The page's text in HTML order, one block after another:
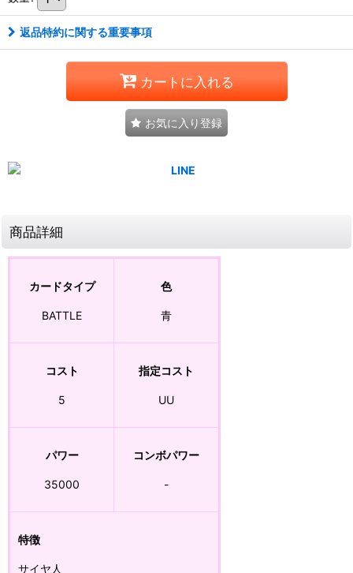
返品特約に関する重要事項
カートに入れる
お気に入り登録
商品詳細
カードタイプ
BATTLE
色
青
コスト
5
指定コスト
UU
パワー
35000
コンボパワー
-
特徴
サイヤ人